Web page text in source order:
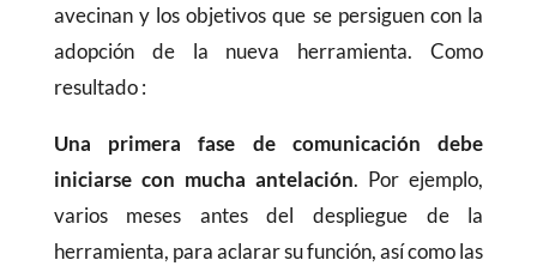
avecinan y los objetivos que se persiguen con la
adopción de la nueva herramienta. Como
resultado :
Una primera fase de comunicación debe
iniciarse con mucha antelación. Por ejemplo,
varios meses antes del despliegue de la
herramienta, para aclarar su función, así como las